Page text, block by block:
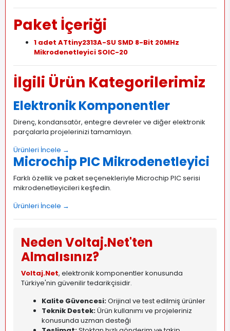
Paket İçeriği
1 adet ATtiny2313A-SU SMD 8-Bit 20MHz
Mikrodenetleyici SOIC-20
İlgili Ürün Kategorilerimiz
Elektronik Komponentler
Direnç, kondansatör, entegre devreler ve diğer elektronik
parçalarla projelerinizi tamamlayın.
Ürünleri İncele →
Microchip PIC Mikrodenetleyici
Farklı özellik ve paket seçenekleriyle Microchip PIC serisi
mikrodenetleyicileri keşfedin.
Ürünleri İncele →
Neden Voltaj.Net'ten
Almalısınız?
Voltaj.Net, elektronik komponentler konusunda
Türkiye'nin güvenilir tedarikçisidir.
Kalite Güvencesi:Orijinal ve test edilmiş ürünler
Teknik Destek:Ürün kullanımı ve projeleriniz
konusunda uzman desteği